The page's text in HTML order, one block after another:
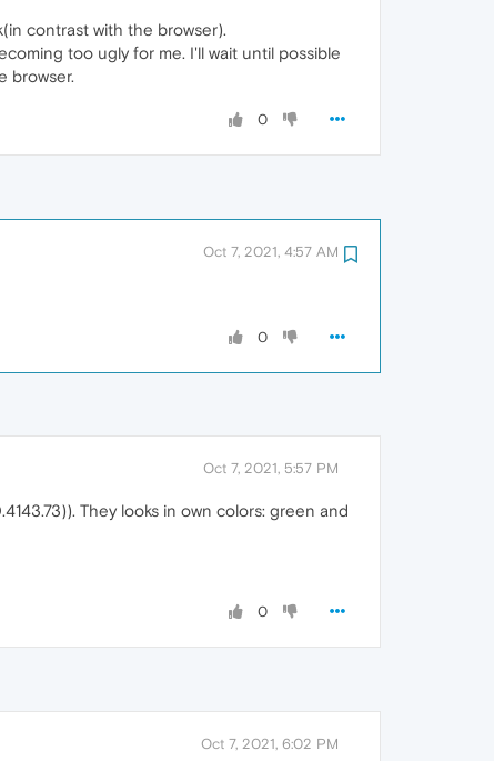
contrast with the browser).
too ugly for me. I'll wait until possible
browser.
0
Oct 7, 2021, 4:57 AM
0
Oct 7, 2021, 5:57 PM
They looks in own colors: green and
0
Oct 7, 2021, 6:02 PM